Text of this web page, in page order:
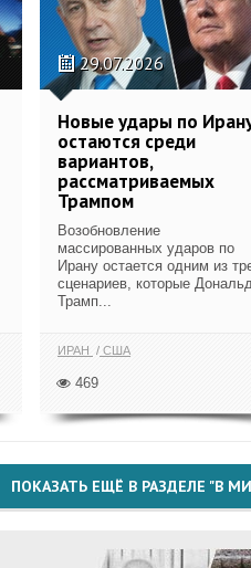
29.07.2026
Новые удары по
остаются среди
вариантов,
рассматриваемых
Трампом
Возобновление
массированных ударов по
Ирану остается одним из
сценариев, которые
Трамп...
ИРАН США
469
ПОКАЗАТЬ ЕЩЁ В РАЗДЕЛЕ "В